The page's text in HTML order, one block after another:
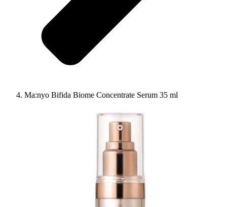
Ma:nyo Bifida Biome Concentrate Serum 35 ml